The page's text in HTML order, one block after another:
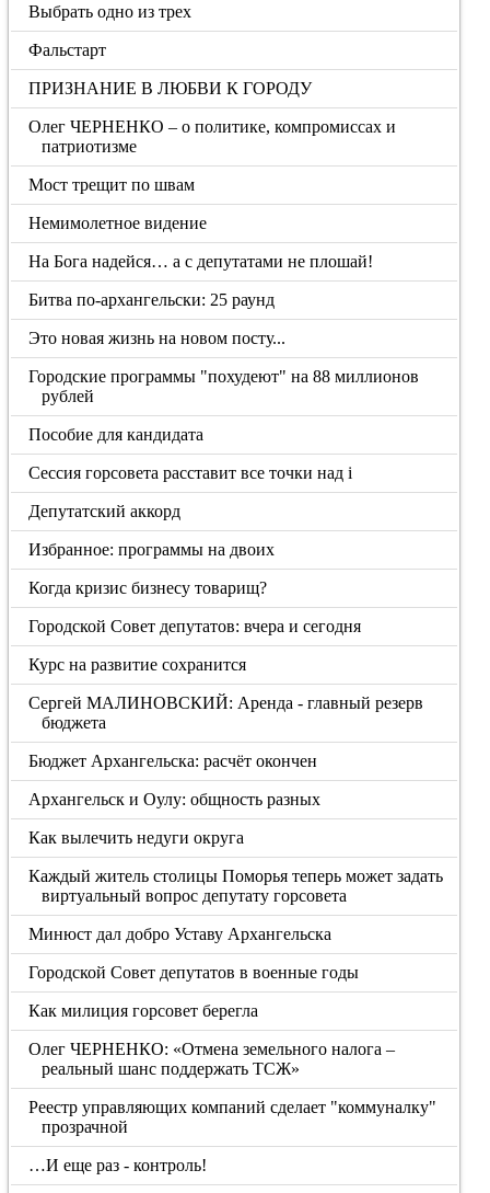
Выбрать одно из трех
Фальстарт
ПРИЗНАНИЕ В ЛЮБВИ К ГОРОДУ
Олег ЧЕРНЕНКО – о политике, компромиссах и
патриотизме
Мост трещит по швам
Немимолетное видение
На Бога надейся… а с депутатами не плошай!
Битва по-архангельски: 25 раунд
Это новая жизнь на новом посту...
Городские программы "похудеют" на 88 миллионов
рублей
Пособие для кандидата
Сессия горсовета расставит все точки над i
Депутатский аккорд
Избранное: программы на двоих
Когда кризис бизнесу товарищ?
Городской Совет депутатов: вчера и сегодня
Курс на развитие сохранится
Сергей МАЛИНОВСКИЙ: Аренда - главный резерв
бюджета
Бюджет Архангельска: расчёт окончен
Архангельск и Оулу: общность разных
Как вылечить недуги округа
Каждый житель столицы Поморья теперь может задать
виртуальный вопрос депутату горсовета
Минюст дал добро Уставу Архангельска
Городской Совет депутатов в военные годы
Как милиция горсовет берегла
Олег ЧЕРНЕНКО: «Отмена земельного налога –
реальный шанс поддержать ТСЖ»
Реестр управляющих компаний сделает "коммуналку"
прозрачной
…И еще раз - контроль!